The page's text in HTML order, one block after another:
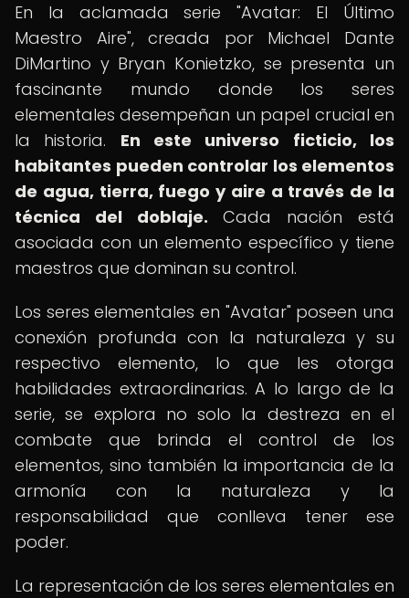
En la aclamada serie "Avatar: El Último
Maestro Aire", creada por Michael Dante
DiMartino y Bryan Konietzko, se presenta un
fascinante mundo donde los seres
elementales desempeñan un papel crucial en
la historia. En este universo ficticio, los
habitantes pueden controlar los elementos
de agua, tierra, fuego y aire a través de la
técnica del doblaje. Cada nación está
asociada con un elemento específico y tiene
maestros que dominan su control.
Los seres elementales en "Avatar" poseen una
conexión profunda con la naturaleza y su
respectivo elemento, lo que les otorga
habilidades extraordinarias. A lo largo de la
serie, se explora no solo la destreza en el
combate que brinda el control de los
elementos, sino también la importancia de la
armonía con la naturaleza y la
responsabilidad que conlleva tener ese
poder.
La representación de los seres elementales en